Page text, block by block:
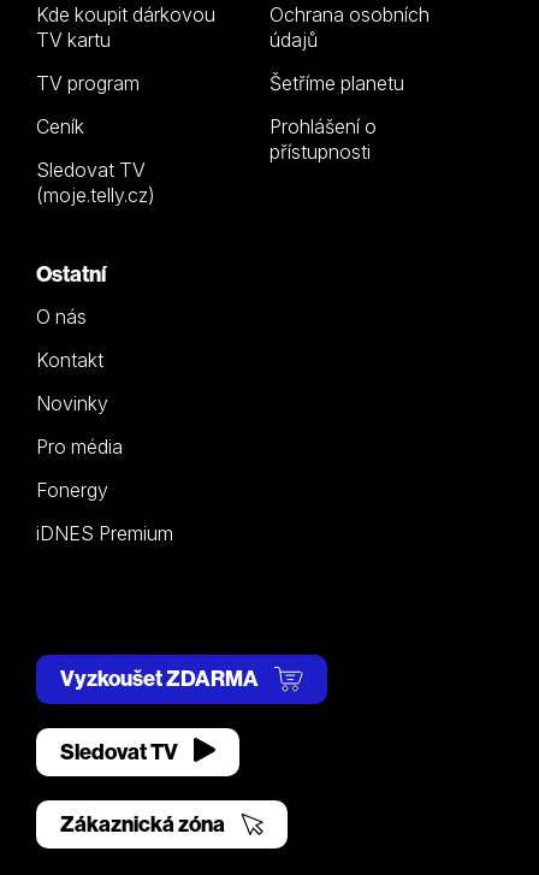
Kde koupit dárkovou
TV kartu
TV program
Ceník
Sledovat TV
(moje.telly.cz)
Ochrana osobních
údajů
Šetříme planetu
Prohlášení o
přístupnosti
Ostatní
O nás
Kontakt
Novinky
Pro média
Fonergy
iDNES Premium
Vyzkoušet ZDARMA
Sledovat TV
Zákaznická zóna